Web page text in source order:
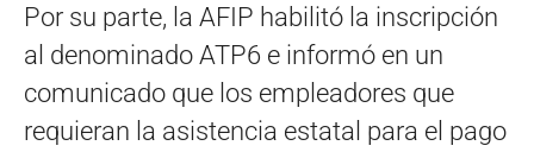
Por su parte, la AFIP habilitó la inscripción
al denominado ATP6 e informó en un
comunicado que los empleadores que
requieran la asistencia estatal para el pago